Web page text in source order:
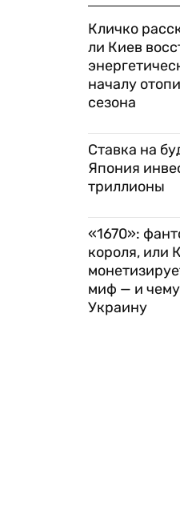
Кличко
ли Киев
началу
сезона
Ставка на
Япония
триллионы
«1670»:
короля, или
миф — и чему
Украину